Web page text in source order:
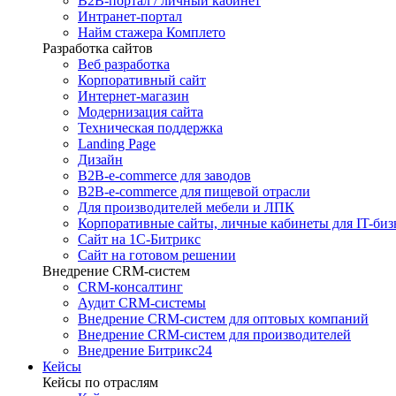
Интранет-портал
Найм стажера Комплето
Разработка сайтов
Веб разработка
Корпоративный сайт
Интернет-магазин
Модернизация сайта
Техническая поддержка
Landing Page
Дизайн
B2B-e-commerce для заводов
B2B-e-commerce для пищевой отрасли
Для производителей мебели и ЛПК
Корпоративные сайты, личные кабинеты для IT-
Сайт на 1С-Битрикс
Сайт на готовом решении
Внедрение CRM-систем
CRM-консалтинг
Аудит CRM-системы
Внедрение CRM-систем для оптовых компаний
Внедрение CRM-систем для производителей
Внедрение Битрикс24
Кейсы
Кейсы по отраслям